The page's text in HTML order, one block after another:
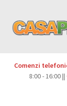
Pesticide
Comenzi
8:00 - 16:00 ||